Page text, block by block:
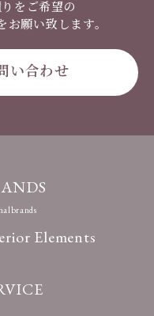
をご希望の
願い致します。
い合わせ
Elements